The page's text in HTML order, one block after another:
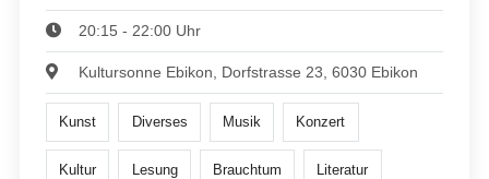
20:15 - 22:00 Uhr
Kultursonne Ebikon, Dorfstrasse 23, 6030 Ebikon
Kunst Diverses Musik Konzert
Kultur Lesung Brauchtum Literatur